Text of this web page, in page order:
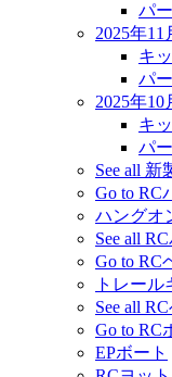
パ
2025年11
キ
パ
2025年10
キ
パ
See all 新
Go to RC
ハングオ
See all
Go to RC
トレール
See all
Go to RC
EPボート